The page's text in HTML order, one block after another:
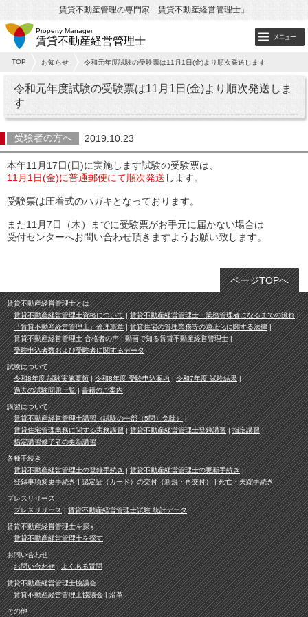
賃貸不動産管理の専門家「賃貸不動産経営管理士」
Property Manager
賃貸不動産経営管理士
TOP お知らせ 令和元年度試験の受験票は11月1日(金)より順次発送します
令和元年度試験の受験票は11月1日(金)より順次発送しま
す
受験者の方へ 2019.10.23
本年11月17日(日)に実施します試験の受験票は、
11月1日(金)に普通郵便にて順次発送 します。
受験票は圧着式のハガキとなっております。
また11月7日（木）までに受験票がお手元に届かない場合は
受付センターへお問い合わせ頂きますようお願い致します。
ページTOPへ
賃貸不動産経営管理士とは
賃貸不動産経営管理士資格について
賃貸不動産経営管理士・業務管理者になるまでの流れ
「賃貸不動産経営管理士」倫理憲章
賃貸住宅の管理業務等の適正化に関する法律
賃貸不動産経営管理士 合格者の声
動画で知る賃貸不動産経営管理士
受験申込者数および受験者に関するデータ
試験について
令和8年度 試験実施要領
令和8年度 受験申込案内
令和7年度 試験結果
過去の試験問題一覧
書籍のご案内
講習について
賃貸不動産経営管理士講習（試験の一部（5問）免除）
賃貸住宅管理業務に関する実務講習
賃貸不動産経営管理士登録講習
指定講習
指定講習修了者の更新講習
各種手続き
賃貸不動産経営管理士の登録手続き
賃貸不動産経営管理士の更新手続き
登録事項変更手続き
認定証（カード）の交付（新規・再交付） 死亡・失踪手続き
プレスリリース
プレスリリース
賃貸不動産経営管理士試験 統計データ
賃貸不動産経営管理士を探す
賃貸不動産経営管理士を探す
お問い合わせ
お問い合わせ
よくある質問
賃貸不動産経営管理士協議会
賃貸不動産経営管理士協議会
沿革
その他